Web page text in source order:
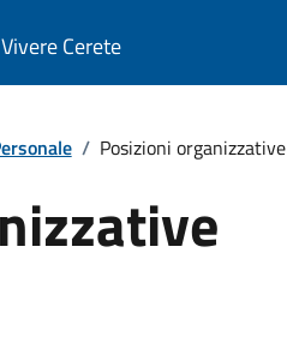
Vivere Cerete
/ Posizioni organizzative